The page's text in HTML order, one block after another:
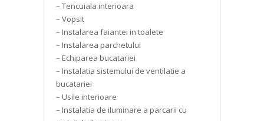
– Tencuiala interioara
– Vopsit
– Instalarea faiantei in toalete
– Instalarea parchetului
– Echiparea bucatariei
– Instalatia sistemului de ventilatie a
bucatariei
– Usile interioare
– Instalatia de iluminare a parcarii cu